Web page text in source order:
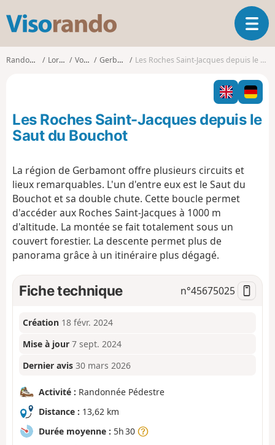
s
o
o
O
u
v
i
r
l
a
Randonnées Lorraine Vosges Gerbamont Les Roches Saint-Jacques depuis le Saut du Bouchot
Les Roches Saint-Jacques depuis le
Saut du Bouchot
La région de Gerbamont offre plusieurs circuits et
lieux remarquables. L'un d'entre eux est le Saut du
Bouchot et sa double chute. Cette boucle permet
d'accéder aux Roches Saint-Jacques à 1000 m
d'altitude. La montée se fait totalement sous un
couvert forestier. La descente permet plus de
panorama grâce à un itinéraire plus dégagé.
Fiche technique n°45675025
Création 18 févr. 2024
Mise à jour 7 sept. 2024
Dernier avis 30 mars 2026
Activité : Randonnée Pédestre
Distance : 13,62 km
Durée moyenne : 5h 30